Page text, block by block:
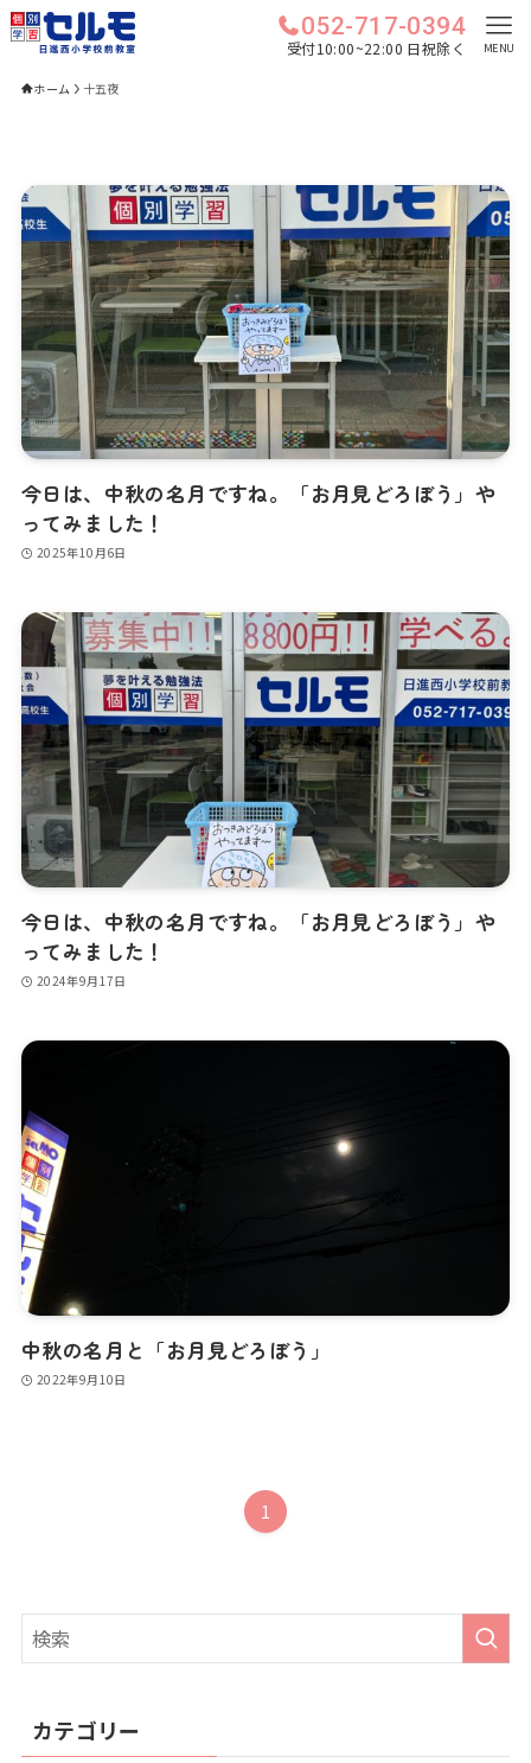
052-717-0394
受付10:00~22:00 日祝除く MENU
ホーム 十五夜
今日は、中秋の名月ですね。「お月見どろぼう」や
ってみました！
2025年10月6日
今日は、中秋の名月ですね。「お月見どろぼう」や
ってみました！
2024年9月17日
中秋の名月と「お月見どろぼう」
2022年9月10日
1
カテゴリー